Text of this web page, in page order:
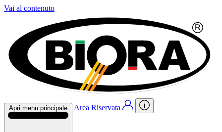
Vai al contenuto
Apri menu principale Area Riservata